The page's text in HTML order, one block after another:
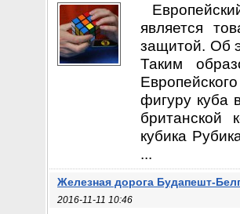
является
защитой. Об
Таким
фигуру куба
британской
кубика
...
Железная дорога Будапешт-
2016-11-11 10:46